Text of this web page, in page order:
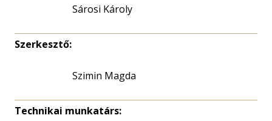
Sárosi Károly
Szerkesztő:
Szimin Magda
Technikai munkatárs: